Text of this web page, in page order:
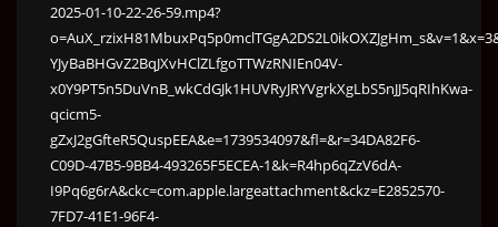
2025-01-10-22-26-59.mp4?
YJyBaBHGvZ2BqJXvHClZLfgoTTWzRNIEn04V-
x0Y9PT5n5DuVnB_wkCdGJk1HUVRyJRYVgrkXgLbS5nJJ5qRIhKwa-
qcicm5-
gZxJ2gGfteR5QuspEEA&e=1739534097&fl=&r=34DA82F6-
C09D-47B5-9BB4-493265F5ECEA-1&k=R4hp6qZzV6dA-
I9Pq6g6rA&ckc=com.apple.largeattachment&ckz=E2852570-
7FD7-41E1-96F4-